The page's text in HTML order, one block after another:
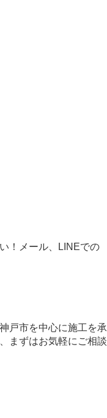
戸市を中心に施工を承
まずはお気軽にご相談